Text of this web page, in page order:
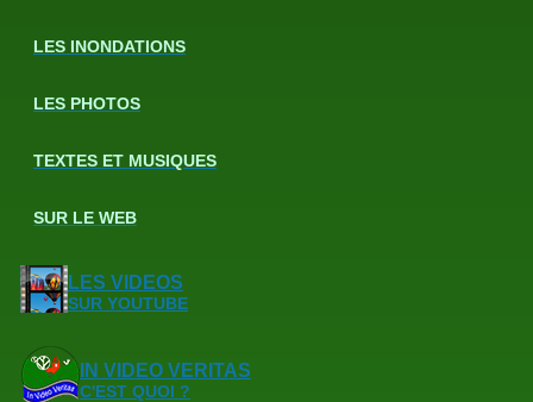
LES INONDATIONS
LES PHOTOS
TEXTES ET MUSIQUES
SUR LE WEB
LES VIDEOS
SUR YOUTUBE
IN VIDEO VERITAS
C'EST QUOI ?